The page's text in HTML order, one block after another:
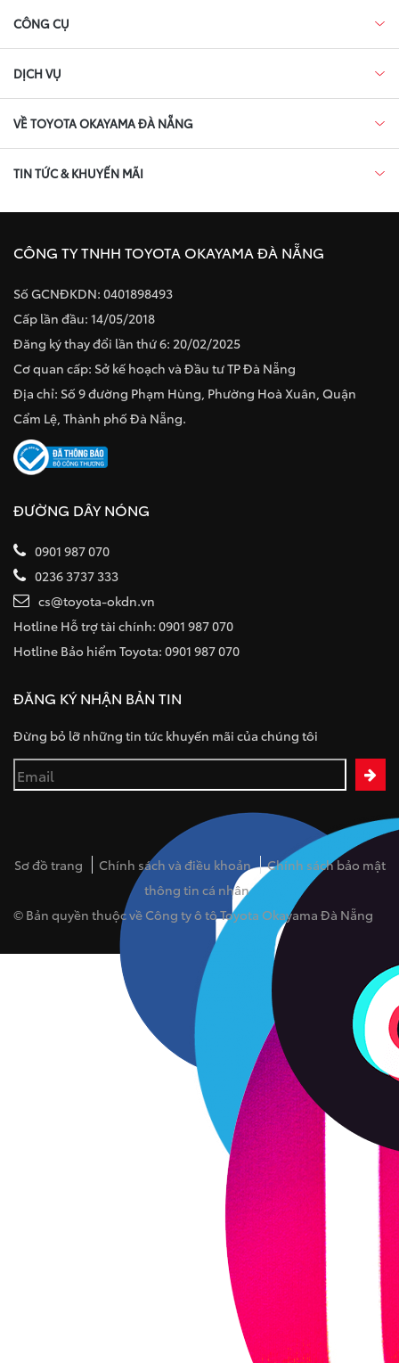
CÔNG CỤ
DỊCH VỤ
VỀ TOYOTA OKAYAMA ĐÀ NẴNG
TIN TỨC & KHUYẾN MÃI
CÔNG TY TNHH TOYOTA OKAYAMA ĐÀ NẴNG
Số GCNĐKDN: 0401898493
Cấp lần đầu: 14/05/2018
Đăng ký thay đổi lần thứ 6: 20/02/2025
Cơ quan cấp: Sở kế hoạch và Đầu tư TP Đà Nẵng
Địa chỉ: Số 9 đường Phạm Hùng, Phường Hoà Xuân, Quận
Cẩm Lệ, Thành phố Đà Nẵng.
ĐƯỜNG DÂY NÓNG
0901 987 070
0236 3737 333
cs@toyota-okdn.vn
Hotline Hỗ trợ tài chính: 0901 987 070
Hotline Bảo hiểm Toyota: 0901 987 070
ĐĂNG KÝ NHẬN BẢN TIN
Đừng bỏ lỡ những tin tức khuyến mãi của chúng tôi
Sơ đồ trang Chính sách và điều khoản
Chính sách bảo mật
thông tin cá nhân
© Bản quyền thuộc về Công ty ô tô Toyota Okayama Đà Nẵng